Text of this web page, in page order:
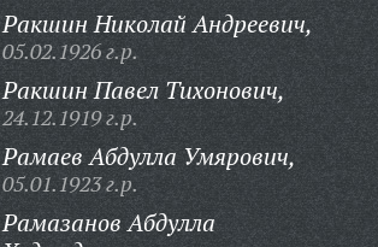
Ракшин Николай Андреевич,
05.02.1926 г.р.
Ракшин Павел Тихонович,
24.12.1919 г.р.
Рамаев Абдулла Умярович,
05.01.1923 г.р.
Рамазанов Абдулла